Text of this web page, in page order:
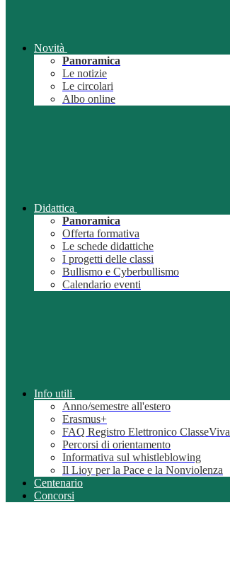
Novità
Panoramica
Le notizie
Le circolari
Albo online
Didattica
Panoramica
Offerta formativa
Le schede didattiche
I progetti delle classi
Bullismo e Cyberbullismo
Calendario eventi
Info utili
Anno/semestre all'estero
Erasmus+
FAQ Registro Elettronico ClasseViva
Percorsi di orientamento
Informativa sul whistleblowing
Il Lioy per la Pace e la Nonviolenza
Centenario
Concorsi